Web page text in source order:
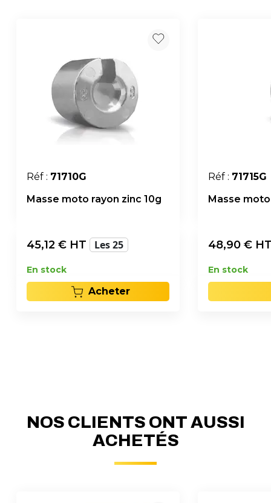
Réf : 71710G
Masse moto rayon zinc 10g
45,12 € HT Les 25
En stock
Acheter
Réf : 71715G
Masse
48,90 €
En stock
NOS CLIENTS ONT AUSSI
ACHETÉS